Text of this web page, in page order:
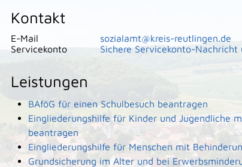
Kontakt
E-Mail
sozialamt@kreis-reutlingen.de
Servicekonto
Sichere Servicekonto-
Leistungen
BAföG für einen Schulbesuch beantragen
Eingliederungshilfe für Kinder und Jugendliche
beantragen
Eingliederungshilfe für Menschen mit
Grundsicherung im Alter und bei